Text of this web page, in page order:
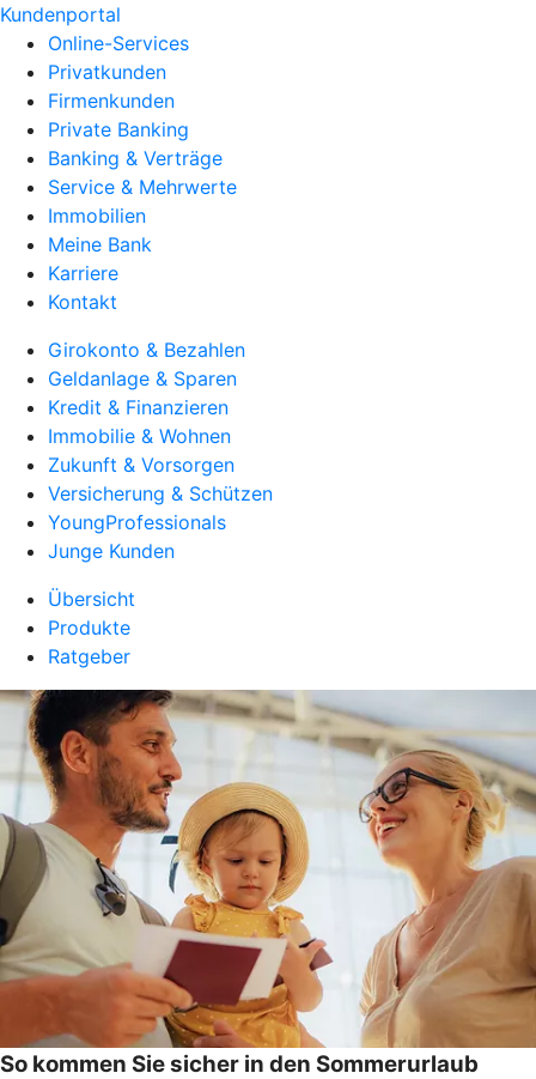
Kundenportal
Online-Services
Privatkunden
Firmenkunden
Private Banking
Banking & Verträge
Service & Mehrwerte
Immobilien
Meine Bank
Karriere
Kontakt
Girokonto & Bezahlen
Geldanlage & Sparen
Kredit & Finanzieren
Immobilie & Wohnen
Zukunft & Vorsorgen
Versicherung & Schützen
YoungProfessionals
Junge Kunden
Übersicht
Produkte
Ratgeber
So kommen Sie sicher in den Sommerurlaub